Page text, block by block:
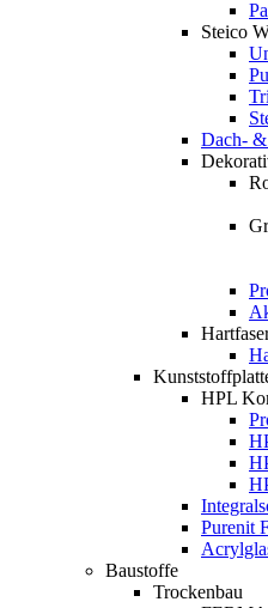
Steico
Dach-
HPL
Purenit
Baustoffe
Trockenbau